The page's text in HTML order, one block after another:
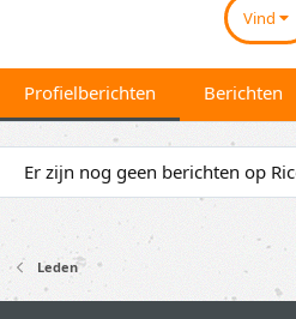
Vind
Profielberichten Berichten
Er zijn nog geen berichten op
Leden